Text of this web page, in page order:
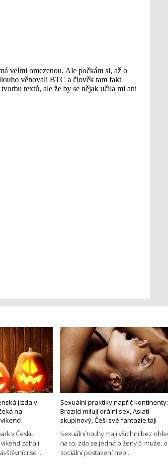
jízda v
na
v Česku
zahalí
se ...
Sexuální praktiky napříč kontinenty:
Brazilci milují orální sex, Asiati
skupinový, Češi své fantazie tají
Sexuální touhy mají všichni bez
na to, zda se jedná o ženy či muže, o
sociální postavení neb...